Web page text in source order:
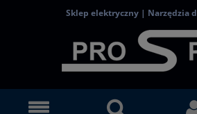
Sklep elektryczny | Narzędzia